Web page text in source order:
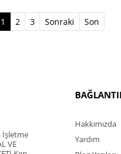
1 (current)
2 3 Sonraki Son
İşletme
VE
Hakkımızda
Yardım